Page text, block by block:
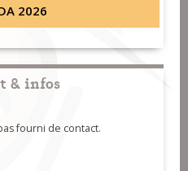
2026
& infos
fourni de contact.